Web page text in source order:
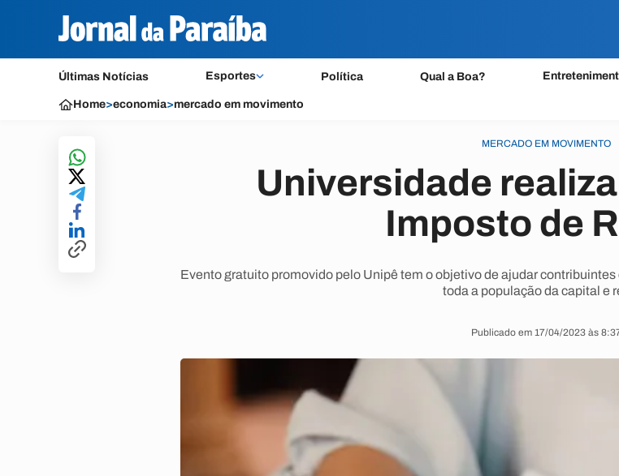
Últimas Notícias Esportes Política Qual a Boa?
Home>economia>mercado em movimento
MERCADO EM MOVIMENTO
Universidade
Imposto de
Evento gratuito promovido pelo Unipê tem o objetivo de ajudar
toda a população da capital e
Publicado em 17/04/2023 às